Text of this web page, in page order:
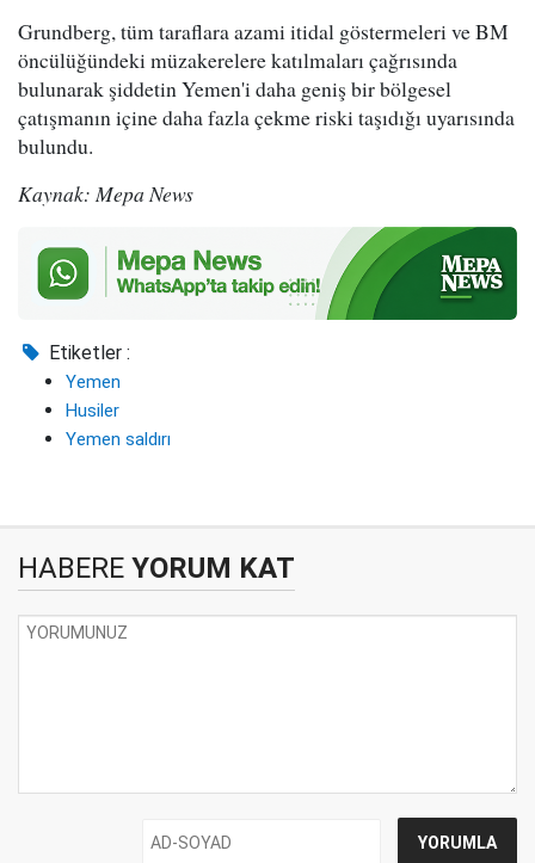
Grundberg, tüm taraflara azami itidal göstermeleri ve BM
öncülüğündeki müzakerelere katılmaları çağrısında
bulunarak şiddetin Yemen'i daha geniş bir bölgesel
çatışmanın içine daha fazla çekme riski taşıdığı uyarısında
bulundu.
Kaynak: Mepa News
Etiketler :
Yemen
Husiler
Yemen saldırı
HABERE YORUM KAT